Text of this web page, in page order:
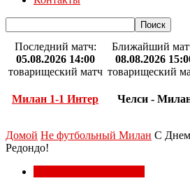
Последний матч:
05.08.2026 14:00
товарищеский матч
Милан 1-1 Интер
Ближайший
08.08.2026
товарищеский
Челси -
Домой Не футбольный Милан С
Редондо!